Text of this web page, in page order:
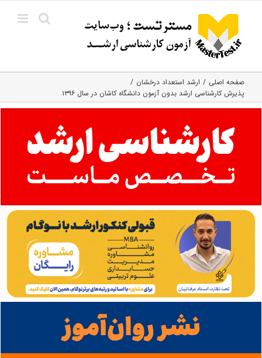
content
صفحه اصلی
ارشد استعداد درخشان
پذیرش کارشناسی ارشد بدون آزمون دانشگاه کاشان در سال ۱۳۹۶